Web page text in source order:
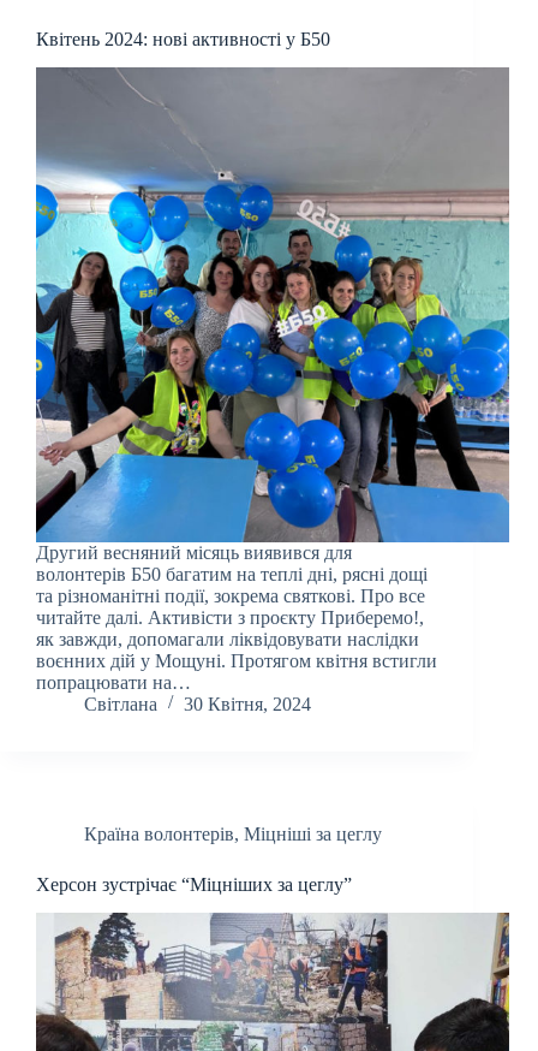
Квітень 2024: нові активності у Б50
Другий весняний місяць виявився для
волонтерів Б50 багатим на теплі дні, рясні дощі
та різноманітні події, зокрема святкові. Про все
читайте далі. Активісти з проєкту Приберемо!,
як завжди, допомагали ліквідовувати наслідки
воєнних дій у Мощуні. Протягом квітня встигли
попрацювати на…
Світлана
30 Квітня, 2024
Країна волонтерів, Міцніші за цеглу
Херсон зустрічає “Міцніших за цеглу”